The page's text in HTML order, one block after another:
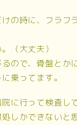
の時に、フラフ
（大丈夫）
ので、骨盤とか
乗ってます。
に行って検査し
しかできないと